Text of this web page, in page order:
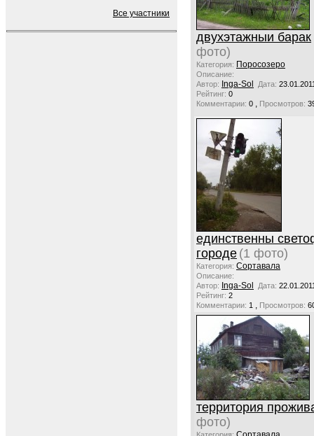
Все участники
двухэтажныи барак
фото)
Категория: Поросозеро
Описание:
Автор: Inga-Sol Дата:
Рейтинг: 0
Комментарии: 0 , Просмотров:
единственны
городе (1 фото)
Категория: Сортавала
Описание:
Автор: Inga-Sol Дата:
Рейтинг: 2
Комментарии: 1 , Просмотров:
территория
фото)